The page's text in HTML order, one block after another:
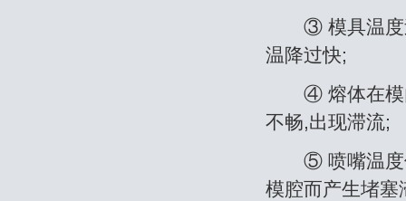
③ 模具温度过
温降过快;
④ 熔体在模内
不畅,出现滞流;
⑤ 喷嘴温度偏
模腔而产生堵塞